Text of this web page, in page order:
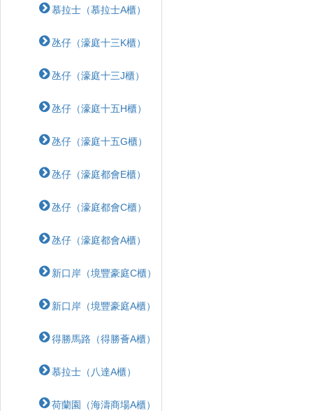
慕拉士（慕拉士A櫃）
氹仔（濠庭十三K櫃）
氹仔（濠庭十三J櫃）
氹仔（濠庭十五H櫃）
氹仔（濠庭十五G櫃）
氹仔（濠庭都會E櫃）
氹仔（濠庭都會C櫃）
氹仔（濠庭都會A櫃）
新口岸（境豐豪庭C櫃）
新口岸（境豐豪庭A櫃）
得勝馬路（得勝薈A櫃）
慕拉士（八達A櫃）
荷蘭園（海濤商場A櫃）